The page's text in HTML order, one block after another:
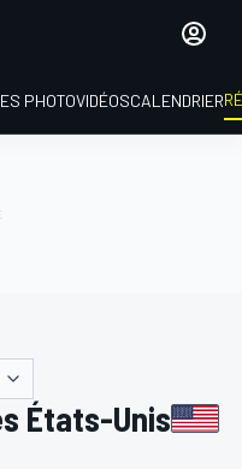
PHOTOVIDÉOSCALENDRIER
États-Unis